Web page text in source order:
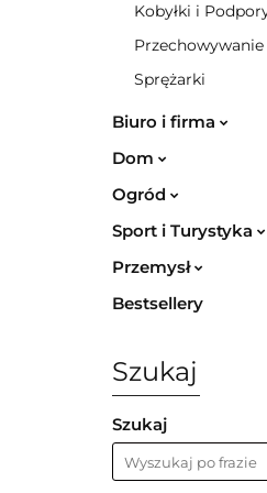
Kobyłki i
Przechowywanie
Sprężarki
Biuro i firma
Dom
Ogród
Sport i Turystyka
Przemysł
Bestsellery
Szukaj
Szukaj